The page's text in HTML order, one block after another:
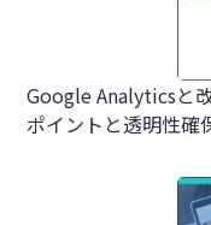
Google Analyticsと
ポイントと透明性